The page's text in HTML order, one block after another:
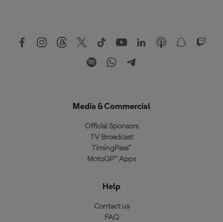
Media & Commercial
Official Sponsors
TV Broadcast
TimingPass™
MotoGP™ Apps
Help
Contact us
FAQ